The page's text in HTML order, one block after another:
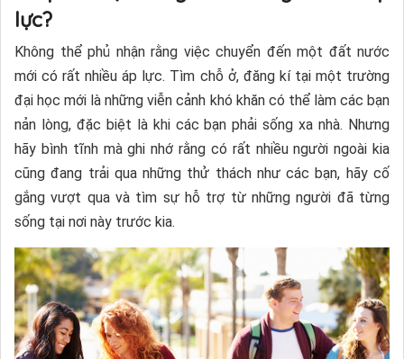
lực?
Không thể phủ nhận rằng việc chuyển đến một đất nước
mới có rất nhiều áp lực. Tìm chỗ ở, đăng kí tại một trường
đại học mới là những viễn cảnh khó khăn có thể làm các bạn
nản lòng, đặc biệt là khi các bạn phải sống xa nhà. Nhưng
hãy bình tĩnh mà ghi nhớ rằng có rất nhiều người ngoài kia
cũng đang trải qua những thử thách như các bạn, hãy cố
gắng vượt qua và tìm sự hỗ trợ từ những người đã từng
sống tại nơi này trước kia.